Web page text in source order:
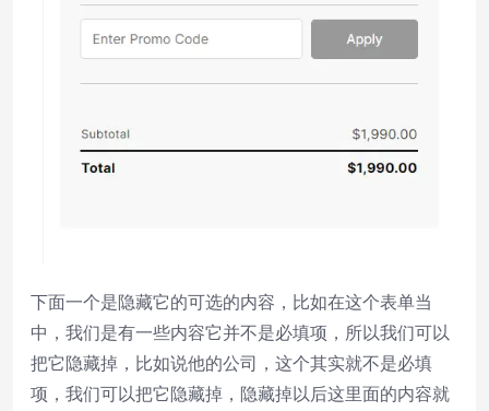
下面一个是隐藏它的可选的内容，比如在这个表单当
中，我们是有一些内容它并不是必填项，所以我们可以
把它隐藏掉，比如说他的公司，这个其实就不是必填
项，我们可以把它隐藏掉，隐藏掉以后这里面的内容就